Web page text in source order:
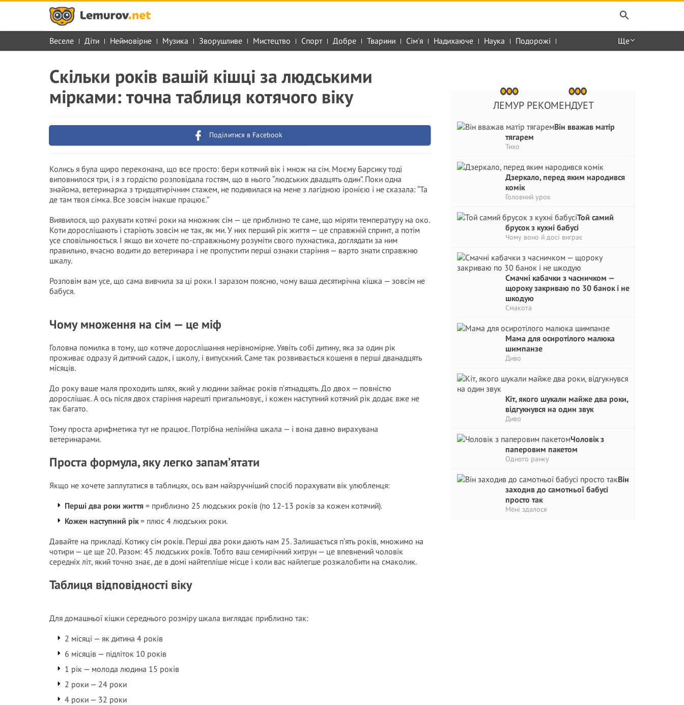
Веселе Діти Неймовірне Музика Зворушливе Мистецтво Спорт Добре Тварини Сім'я Надихаюче Наука Подорожі Ще
ЛЕМУР РЕКОМЕНДУЕТ
Він вважав матір
тягарем
Тихо
Дзеркало, перед яким народився
комік
Головний урок
Той самий
брусок з кухні бабусі
Чому воно й досі виграє
Смачні кабачки з часничком —
щороку закриваю по 30 банок і не
шкодую
Смакота
Мама для осиротілого малюка
шимпанзе
Диво
Кіт, якого шукали майже два роки,
відгукнувся на один звук
Диво
Чоловік з
паперовим пакетом
Одного ранку
Він
заходив до самотньої бабусі
просто так
Мені здалося
Скільки років вашій кішці за людськими
мірками: точна таблиця котячого віку
Поділитися в Facebook
Колись я була щиро переконана, що все просто: бери котячий вік і множ на сім. Моєму Барсику тоді
виповнилося три, і я з гордістю розповідала гостям, що в нього “людських двадцять один”. Поки одна
знайома, ветеринарка з тридцятирічним стажем, не подивилася на мене з лагідною іронією і не сказала: “Та
де там твоя сімка. Все зовсім інакше працює.”
Виявилося, що рахувати котячі роки на множник сім — це приблизно те саме, що міряти температуру на око.
Коти дорослішають і старіють зовсім не так, як ми. У них перший рік життя — це справжній спринт, а потім
усе сповільнюється. І якщо ви хочете по-справжньому розуміти свого пухнастика, доглядати за ним
правильно, вчасно водити до ветеринара і не пропустити перші ознаки старіння — варто знати справжню
шкалу.
Розповім вам усе, що сама вивчила за ці роки. І заразом поясню, чому ваша десятирічна кішка — зовсім не
бабуся.
Чому множення на сім — це міф
Головна помилка в тому, що котяче дорослішання нерівномірне. Уявіть собі дитину, яка за один рік
проживає одразу й дитячий садок, і школу, і випускний. Саме так розвивається кошеня в перші дванадцять
місяців.
До року ваше маля проходить шлях, який у людини займає років п’ятнадцять. До двох — повністю
дорослішає. А ось після двох старіння нарешті пригальмовує, і кожен наступний котячий рік додає вже не
так багато.
Тому проста арифметика тут не працює. Потрібна нелінійна шкала — і вона давно вирахувана
ветеринарами.
Проста формула, яку легко запам’ятати
Якщо не хочете заплутатися в таблицях, ось вам найзручніший спосіб порахувати вік улюбленця:
Перші два роки життя = приблизно 25 людських років (по 12-13 років за кожен котячий).
Кожен наступний рік= плюс 4 людських роки.
Давайте на прикладі. Котику сім років. Перші два роки дають нам 25. Залишається п’ять років, множимо на
чотири — це ще 20. Разом: 45 людських років. Тобто ваш семирічний хитрун — це впевнений чоловік
середніх літ, який точно знає, де в домі найтепліше місце і коли вас найлегше розжалобити на смаколик.
Таблиця відповідності віку
Для домашньої кішки середнього розміру шкала виглядає приблизно так:
2 місяці — як дитина 4 років
6 місяців — підліток 10 років
1 рік — молода людина 15 років
2 роки — 24 роки
4 роки — 32 роки